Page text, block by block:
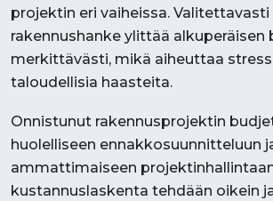
projektin eri vaiheissa.
rakennushanke ylittää alkuperäisen
merkittävästi, mikä aiheuttaa
taloudellisia haasteita.
Onnistunut rakennusprojektin
huolelliseen ennakkosuunnitteluun
ammattimaiseen
kustannuslaskenta tehdään oikein